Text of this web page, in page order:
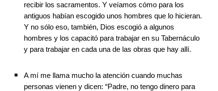
recibir los sacramentos. Y veíamos cómo para los
antiguos habían escogido unos hombres que lo hicieran.
Y no sólo eso, también, Dios escogió a algunos
hombres y los capacitó para trabajar en su Tabernáculo
y para trabajar en cada una de las obras que hay allí.
A mí me llama mucho la atención cuando muchas
personas vienen y dicen: “Padre, no tengo dinero para